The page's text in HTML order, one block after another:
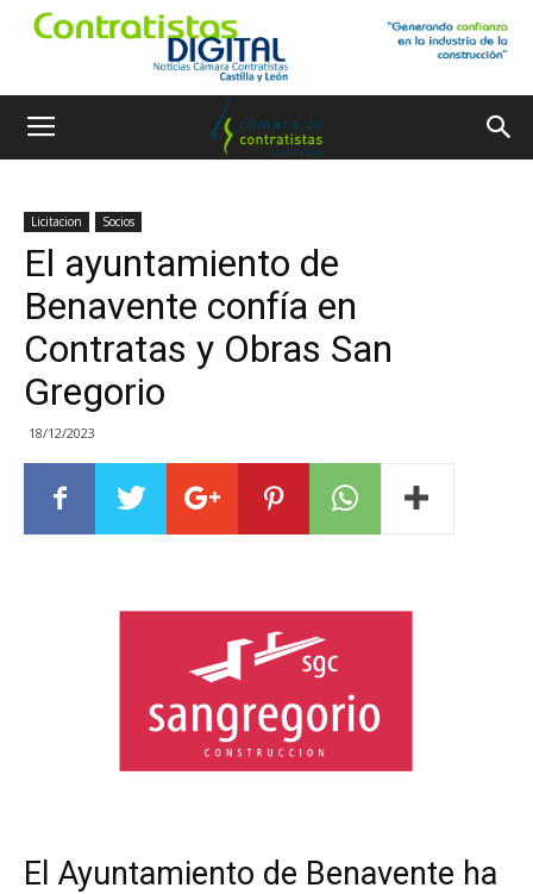
Licitacion Socios
El ayuntamiento de
Benavente confía en
Contratas y Obras San
Gregorio
18/12/2023
El Ayuntamiento de Benavente ha